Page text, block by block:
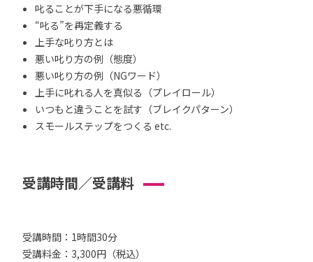
叱ることが下手になる悪循環
“叱る”を再定義する
上手な叱り方とは
悪い叱り方の例（態度）
悪い叱り方の例（NGワード）
上手に叱れる人を真似る（プレイロール）
いつもと違うことを試す（ブレイクパターン）
スモールステップをつくる etc.
受講時間／受講料
受講時間：1時間30分
受講料金：3,300円（税込）